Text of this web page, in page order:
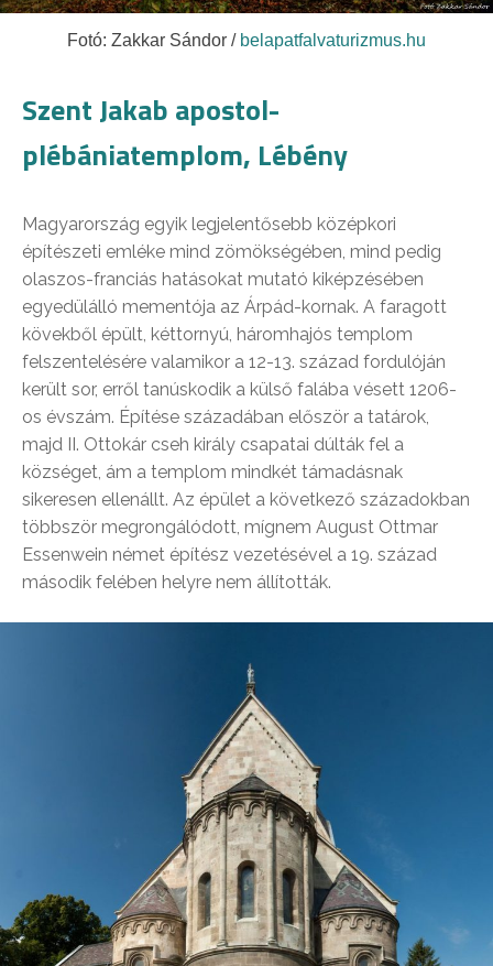
Fotó: Zakkar Sándor / belapatfalvaturizmus.hu
Szent Jakab apostol-
plébániatemplom, Lébény
Magyarország egyik legjelentősebb középkori
építészeti emléke mind zömökségében, mind pedig
olaszos-franciás hatásokat mutató kiképzésében
egyedülálló mementója az Árpád-kornak. A faragott
kövekből épült, kéttornyú, háromhajós templom
felszentelésére valamikor a 12-13. század fordulóján
került sor, erről tanúskodik a külső falába vésett 1206-
os évszám. Építése századában először a tatárok,
majd II. Ottokár cseh király csapatai dúlták fel a
községet, ám a templom mindkét támadásnak
sikeresen ellenállt. Az épület a következő századokban
többször megrongálódott, mígnem August Ottmar
Essenwein német építész vezetésével a 19. század
második felében helyre nem állították.